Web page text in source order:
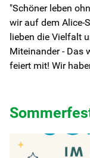
"Schöner leben
wir auf dem Alice-
lieben die Vielfalt
Miteinander - Das
feiert mit! Wir